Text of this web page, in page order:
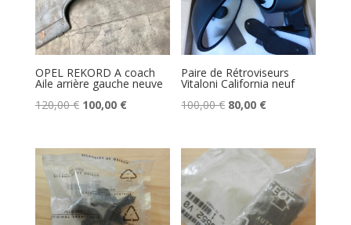
OPEL REKORD A coach
Aile arrière gauche neuve
120,00€ Le
initial
était :
120,00 €.
100,00 €Le
actuel
est :
100,00 €.
Paire de Rétroviseurs
Vitaloni California neuf
100,00€ Le
initial
100,00 €.
80,00 €Le
actuel
est :
80,00 €.